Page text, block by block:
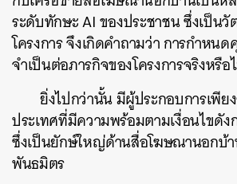
ระดับทักษะ AI ของประชาชน ซึ่งเป็น
โครงการ จึงเกิดคำถามว่า การกำหน
จำเป็นต่อภารกิจของโครงการจริงหรือ
ยิ่งไปกว่านั้น มีผู้ประกอบการเพีย
ประเทศที่มีความพร้อมตามเงื่อนไขดัง
ซึ่งเป็นยักษ์ใหญ่ด้านสื่อโฆษณานอกบ้า
พันธมิตร